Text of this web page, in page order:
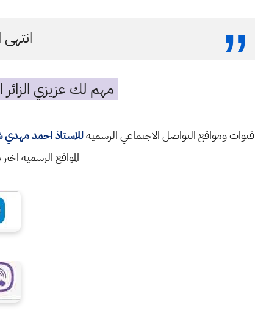
مهم لك عزيزي
قنوات ومواقع التواصل الاجتماعي الرسميةللاستاذ احمد مهدي
المواقع الرسمية